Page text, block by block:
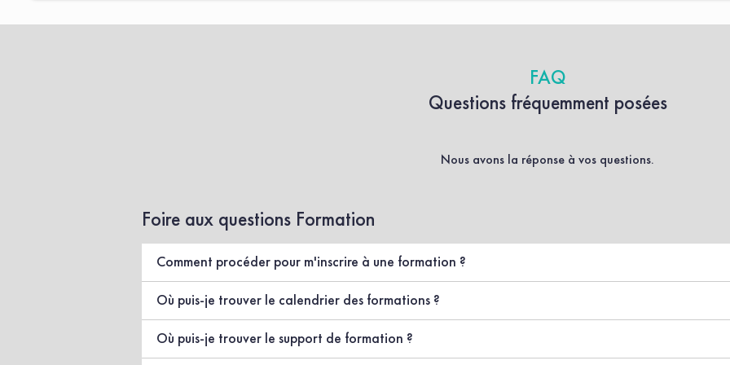
FAQ
Questions fréquemment posées
Nous avons la réponse à vos questions.
Foire aux questions Formation
Comment procéder pour m'inscrire à une formation ?
Passer commande directement sur le site internet,
Contacter
notre équipe.
Où puis-je trouver le calendrier des formations ?
Il n’y a pas de calendrier pour les INTRA, merci d’adresser votre demande à l’adresse
Où puis-je trouver le support de formation ?